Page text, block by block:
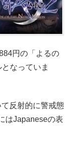
円の「よるの
なっていま
反射的に警戒態
はJapaneseの表